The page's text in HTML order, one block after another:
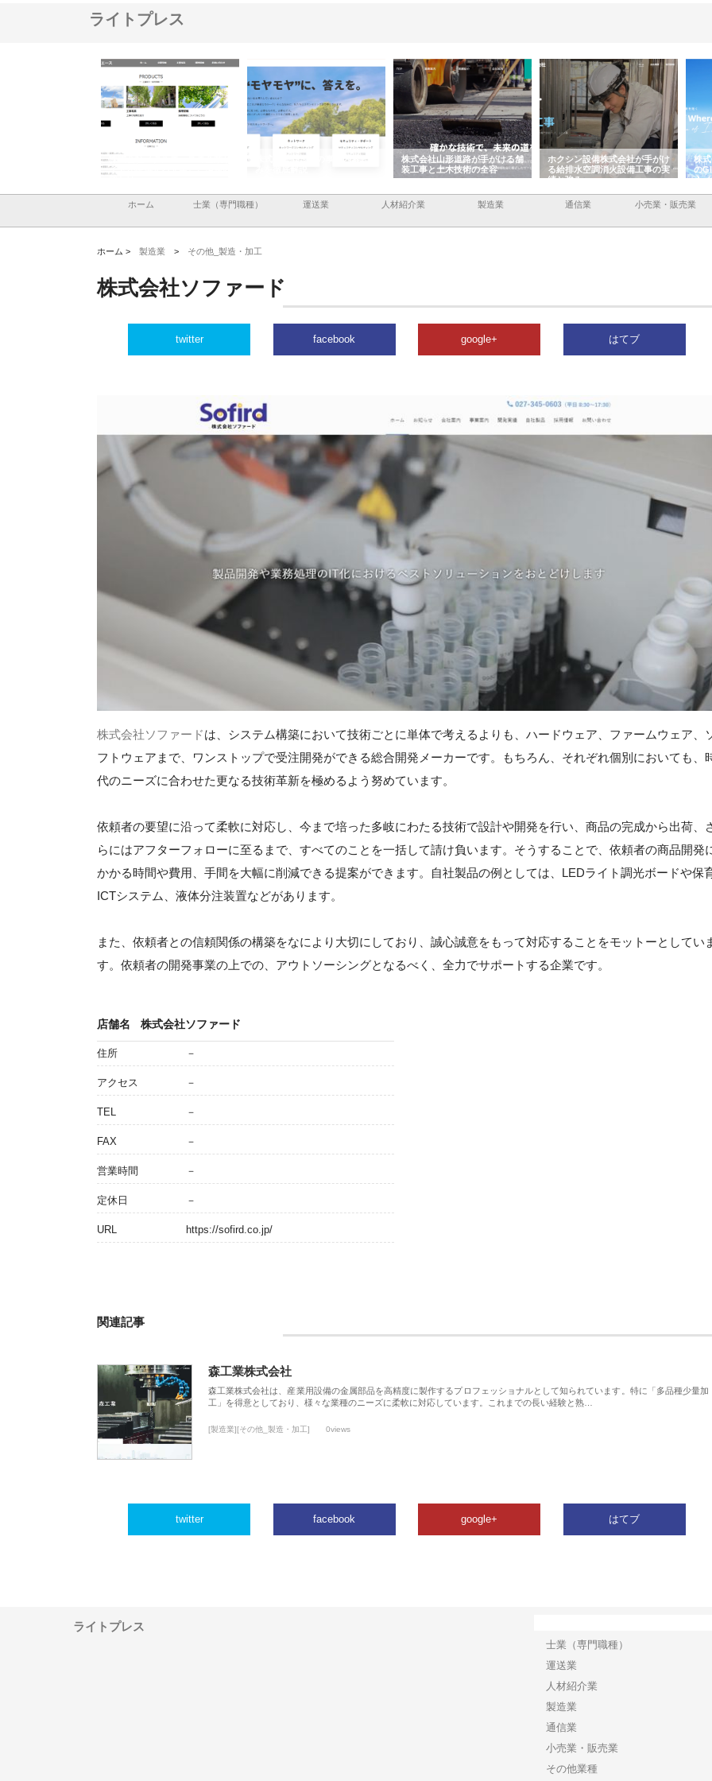
ライトプレス
みを徹底解説
株式会社山形道路が手がける舗
ホクシン設備株式会社が手がけ
る給排水空調消火設備工事の実
績と強み
株式会社東京シー・エム・シー
のGISインフラ管理システム導
入メリット
株
か
由
ホーム 士業（専門職種） 運送業 人材紹介業 製造業 通信業 小売業・販売業
ホーム > 製造業 > その他_製造・加工
株式会社ソファード
twitter facebook google+ はてブ
株式会社ソファードは、システム構築において技術ごとに単体で考えるよりも、ハードウェア、ファームウェア、
フトウェアまで、ワンストップで受注開発ができる総合開発メーカーです。もちろん、それぞれ個別においても、
代のニーズに合わせた更なる技術革新を極めるよう努めています。
依頼者の要望に沿って柔軟に対応し、今まで培った多岐にわたる技術で設計や開発を行い、商品の完成から出荷、
らにはアフターフォローに至るまで、すべてのことを一括して請け負います。そうすることで、依頼者の商品開発
かかる時間や費用、手間を大幅に削減できる提案ができます。自社製品の例としては、LEDライト調光ボードや保
ICTシステム、液体分注装置などがあります。
また、依頼者との信頼関係の構築をなにより大切にしており、誠心誠意をもって対応することをモットーとしてい
す。依頼者の開発事業の上での、アウトソーシングとなるべく、全力でサポートする企業です。
店舗名 株式会社ソファード
住所 －
アクセス －
TEL －
FAX －
営業時間 －
定休日 －
URL https://sofird.co.jp/
関連記事
森工業株式会社
森工業株式会社は、産業用設備の金属部品を高精度に製作するプロフェッショナルとして知られています。特に「多品種少量加
工」を得意としており、様々な業種のニーズに柔軟に対応しています。これまでの長い経験と熟…
[製造業][その他_製造・加工] 0views
twitter facebook google+ はてブ
ライトプレス
士業（専門職種）
運送業
人材紹介業
製造業
通信業
小売業・販売業
その他業種